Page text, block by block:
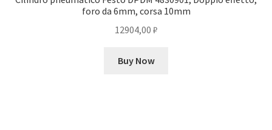
foro da 6mm, corsa 10mm
12904,00 ₽
Buy Now